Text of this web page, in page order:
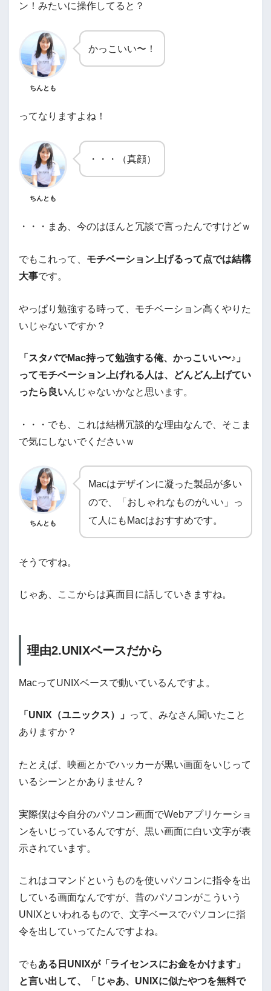
ン！みたいに操作してると？
ちんとも
かっこいい〜！
ってなりますよね！
ちんとも
・・・（真顔）
・・・まあ、今のはほんと冗談で言ったんですけどｗ
でもこれって、 モチベーション上げるって点では結構
大事です。
やっぱり勉強する時って、モチベーション高くやりた
いじゃないですか？
「スタバでMac持って勉強する俺、かっこいい〜♪」
ってモチベーション上げれる人は、どんどん上げてい
ったら良いんじゃないかなと思います。
・・・でも、これは結構冗談的な理由なんで、そこま
で気にしないでくださいｗ
ちんとも
Macはデザインに凝った製品が多い
ので、「おしゃれなものがいい」っ
て人にもMacはおすすめです。
そうですね。
じゃあ、ここからは真面目に話していきますね。
理由2.UNIXベースだから
MacってUNIXベースで動いているんですよ。
「UNIX（ユニックス）」 って、みなさん聞いたこと
ありますか？
たとえば、映画とかでハッカーが黒い画面をいじって
いるシーンとかありません？
実際僕は今自分のパソコン画面でWebアプリケーショ
ンをいじっているんですが、黒い画面に白い文字が表
示されています。
これはコマンドというものを使いパソコンに指令を出
している画面なんですが、昔のパソコンがこういう
UNIXといわれるもので、文字ベースでパソコンに指
令を出していってたんですよね。
でもある日UNIXが「ライセンスにお金をかけます」
と言い出して、「じゃあ、UNIXに似たやつを無料で